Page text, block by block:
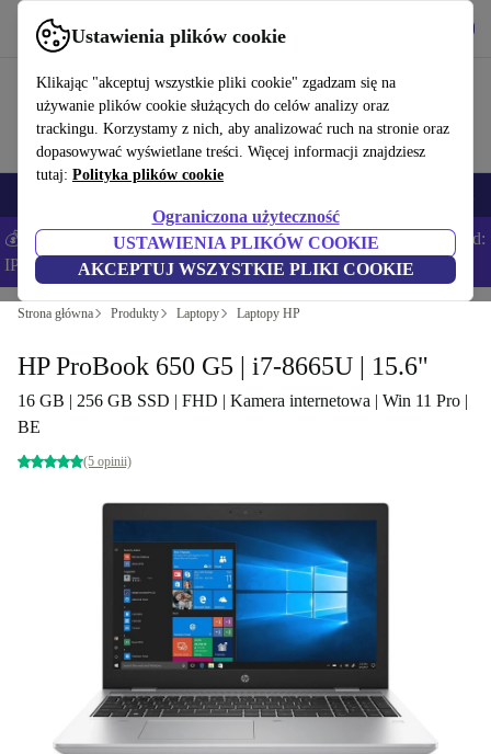
Ustawienia plików cookie
Klikając "akceptuj wszystkie pliki cookie" zgadzam się na
używanie plików cookie służących do celów analizy oraz
trackingu. Korzystamy z nich, aby analizować ruch na stronie oraz
dopasowywać wyświetlane treści. Więcej informacji znajdziesz
tutaj: Polityka plików cookie
Ograniczona użyteczność
USTAWIENIA PLIKÓW COOKIE
AKCEPTUJ WSZYSTKIE PLIKI COOKIE
Korzystaj z refurbed szybko i łatwo
💰Zaoszczędź DODATKOWE 5% na wszystkich iPhone’ach – Kod:
IPHONEDEAL –Regulamin
Strona główna Produkty Laptopy Laptopy HP
HP ProBook 650 G5 | i7-8665U | 15.6"
16 GB | 256 GB SSD | FHD | Kamera internetowa | Win 11 Pro |
BE
(5 opinii)